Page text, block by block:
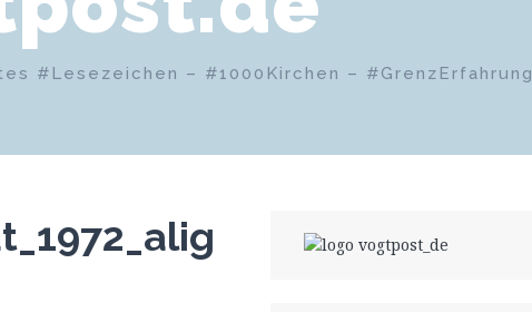
#Lesezeichen – #1000Kirchen – #GrenzErfahrung